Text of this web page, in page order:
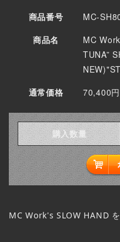
商品番号
MC-
商品名
MC
TUNA”
通常価格
70,400
購入数量
MC Work's SLOW HAND